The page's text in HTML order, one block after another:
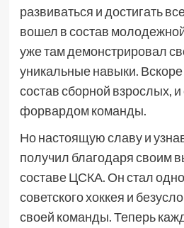
развиваться и достигать
вошел в состав
уже там демонстрировал
уникальные навыки. Вскоре
состав сборной взрослых,
форвардом команды.
Но настоящую славу и
получил благодаря своим
составе ЦСКА. Он стал
советского хоккея и
своей команды. Теперь